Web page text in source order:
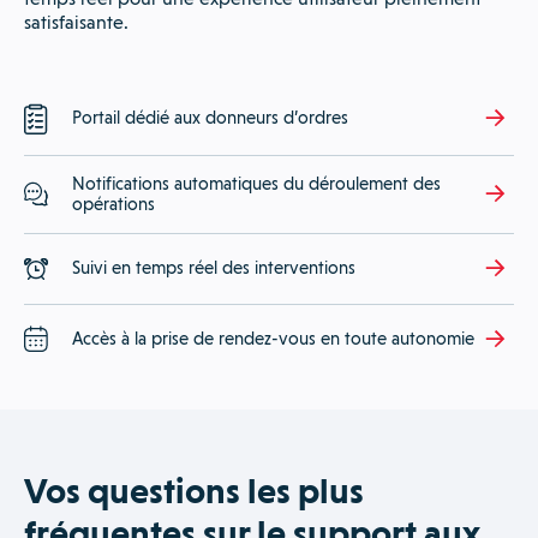
satisfaisante.
Portail dédié aux donneurs d’ordres
Notifications automatiques du déroulement des
opérations
Suivi en temps réel des interventions
Accès à la prise de rendez-vous en toute autonomie
Vos questions les plus